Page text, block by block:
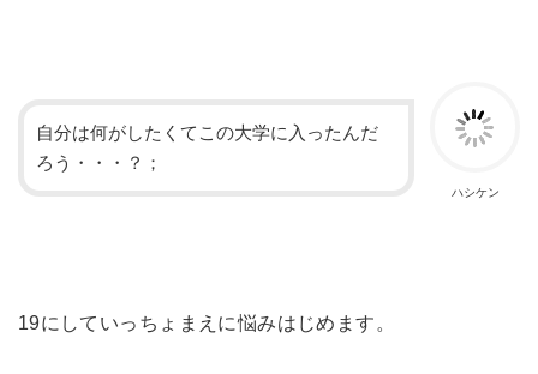
ハシケン
自分は何がしたくてこの大学に入ったんだ
ろう・・・？；
19にしていっちょまえに悩みはじめます。